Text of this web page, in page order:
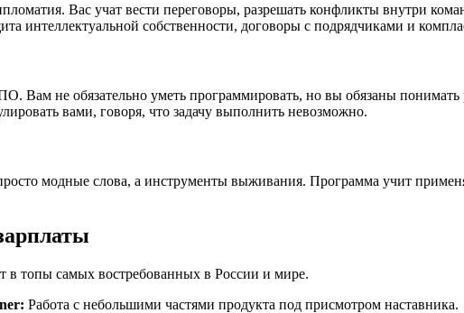
Вас учат вести переговоры, разрешать конфликты внутри
интеллектуальной собственности, договоры с подрядчиками и
Вам не обязательно уметь программировать, но вы обязаны
вами, говоря, что задачу выполнить невозможно.
модные слова, а инструменты выживания. Программа учит
в топы самых востребованных в России и мире.
Работа с небольшими частями продукта под присмотром наставника.